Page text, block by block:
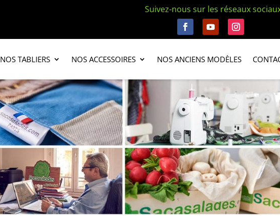
Suivez-nous sur les réseaux
NOS TABLIERS NOS ACCESSOIRES NOS ANCIENS MODÈLES